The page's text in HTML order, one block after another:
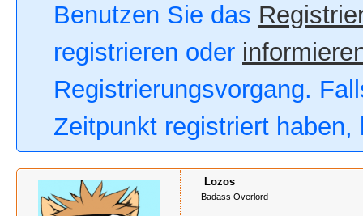
Benutzen Sie das
registrieren oder
Registrierungsvorgang.
Zeitpunkt registriert
Lozos
Badass Overlord